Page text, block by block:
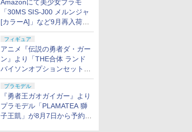
Amazonにて美少女プラモ
「30MS SIS-J00 メルンジャ
[カラーA]」など9月再入荷分
が販売再開！
フィギュア
アニメ『伝説の勇者ダ・ガー
ン』より「THE合体 ランド
バイソンオプションセット」
が8月7日から予約受付開始！
プラモデル
『勇者王ガオガイガー』より
プラモデル「PLAMATEA 獅
子王凱」が8月7日から予約受